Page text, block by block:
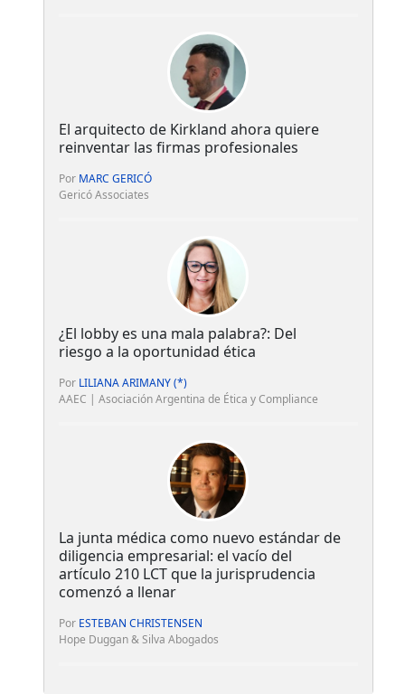
El arquitecto de Kirkland ahora quiere
reinventar las firmas profesionales
Por MARC GERICÓ
Gericó Associates
¿El lobby es una mala palabra?: Del
riesgo a la oportunidad ética
Por LILIANA ARIMANY (*)
AAEC | Asociación Argentina de Ética y Compliance
La junta médica como nuevo estándar de
diligencia empresarial: el vacío del
artículo 210 LCT que la jurisprudencia
comenzó a llenar
Por ESTEBAN CHRISTENSEN
Hope Duggan & Silva Abogados